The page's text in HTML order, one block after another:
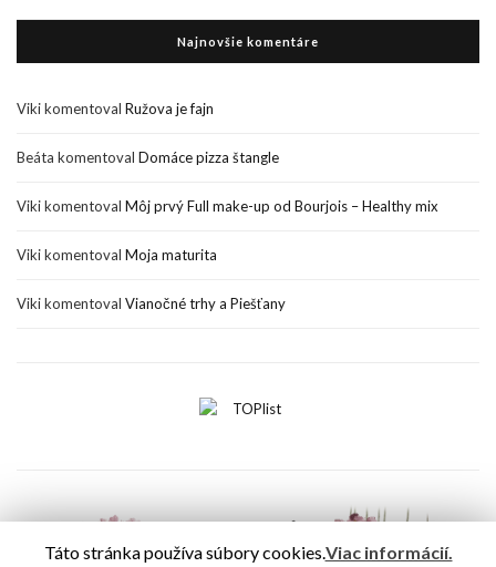
Najnovšie komentáre
Vikikomentoval Ružova je fajn
Beáta komentoval Domáce pizza štangle
Vikikomentoval Môj prvý Full make-up od Bourjois – Healthy mix
Vikikomentoval Moja maturita
Vikikomentoval Vianočné trhy a Piešťany
Táto stránka používa súbory cookies.Viac informácií.